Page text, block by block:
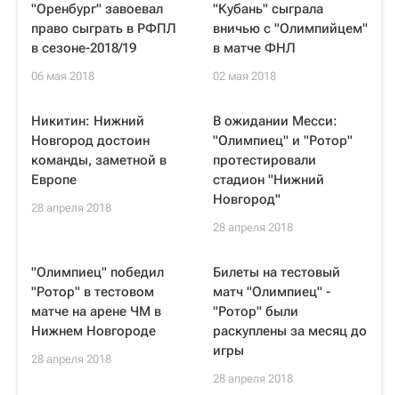
"Оренбург" завоевал
право сыграть в РФПЛ
в сезоне-2018/19
06 мая 2018
"Кубань" сыграла
вничью с "Олимпийцем"
в матче ФНЛ
02 мая 2018
Никитин: Нижний
Новгород достоин
команды, заметной в
Европе
28 апреля 2018
В ожидании Месси:
"Олимпиец" и "Ротор"
протестировали
стадион "Нижний
Новгород"
28 апреля 2018
"Олимпиец" победил
"Ротор" в тестовом
матче на арене ЧМ в
Нижнем Новгороде
28 апреля 2018
Билеты на тестовый
матч "Олимпиец" -
"Ротор" были
раскуплены за месяц до
игры
28 апреля 2018